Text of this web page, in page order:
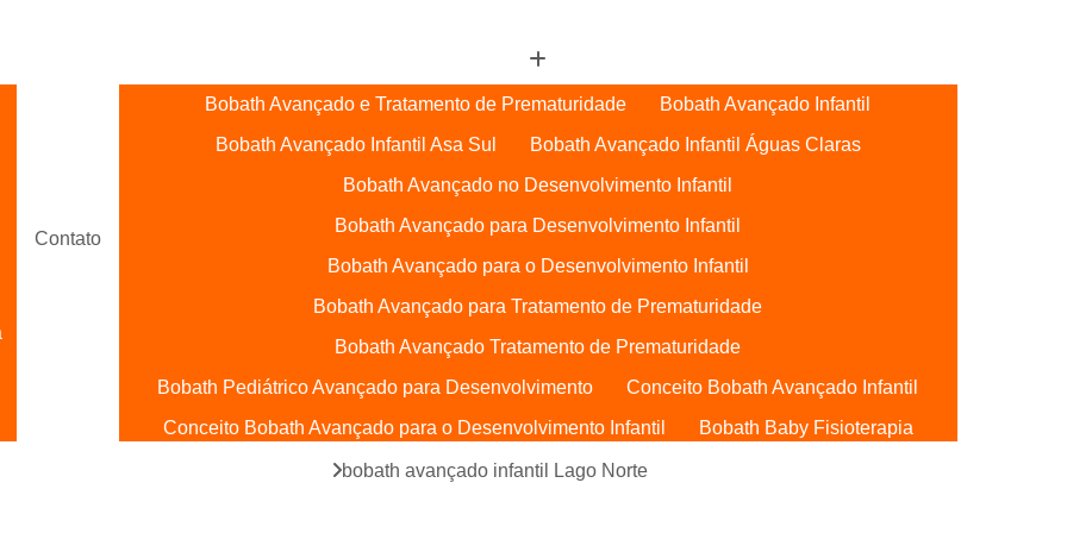
Contato
Bobath Avançado e Tratamento de Prematuridade
Bobath Avançado Infantil
Bobath Avançado Infantil Asa Sul
Bobath Avançado Infantil Águas Claras
Bobath Avançado no Desenvolvimento Infantil
Bobath Avançado para Desenvolvimento Infantil
Bobath Avançado para o Desenvolvimento Infantil
Bobath Avançado para Tratamento de Prematuridade
Bobath Avançado Tratamento de Prematuridade
Bobath Pediátrico Avançado para Desenvolvimento
Conceito Bobath Avançado Infantil
Conceito Bobath Avançado para o Desenvolvimento Infantil
Bobath Baby Fisioterapia
Bobath Baby Terapia Ocupacional
Bobath Baby Uti
bobath avançado infantil Lago Norte